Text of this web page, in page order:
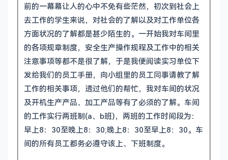
前的一幕幕让人的心中不免有些茫然，初次到社会上
去工作的学生来说，对社会的了解以及对工作单位各
方面状况的了解都是甚少陌生的。一开始我对车间里
的各项规章制度，安全生产操作规程及工作中的相关
注意事项等都不是很了解，于是我便阅读实习单位下
发给我们的员工手册，向小组里的员工同事请教了解
工作的相关事项，透过他们的帮忙，我对车间的状况
及开机生产产品、加工产品等有了必须的了解。车间
的工作实行两班制(a、b班)，两班的工作时间段为：
早上8：30至晚上8：30;晚上8：30至早上8：30。车
间的所有员工都务必遵守该上、下班制度。